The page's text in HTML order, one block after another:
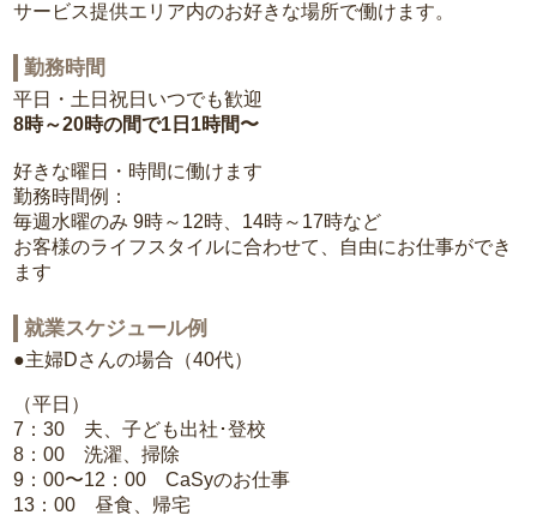
サービス提供エリア内のお好きな場所で働けます。
勤務時間
平日・土日祝日いつでも歓迎
8時～20時の間で1日1時間〜
好きな曜日・時間に働けます
勤務時間例：
毎週水曜のみ 9時～12時、14時～17時など
お客様のライフスタイルに合わせて、自由にお仕事ができ
ます
就業スケジュール例
●主婦Dさんの場合（40代）
（平日）
7：30 夫、子ども出社･登校
8：00 洗濯、掃除
9：00〜12：00 CaSyのお仕事
13：00 昼食、帰宅